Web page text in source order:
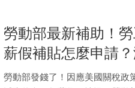
勞動部最新補助！
薪假補貼怎麼申請
次看
勞動部發錢了！因應美國關稅政